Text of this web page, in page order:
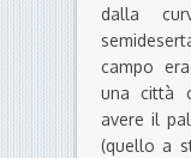
dalla
campo
una città
avere il
(quello a